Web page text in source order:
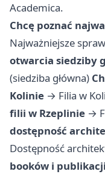
Academica.
Chcę poznać
Najważniejsze
otwarcia siedziby
(siedziba główna)
Kolinie → Filia w
filii w Rzeplinie →
dostępność
Dostępność
booków i